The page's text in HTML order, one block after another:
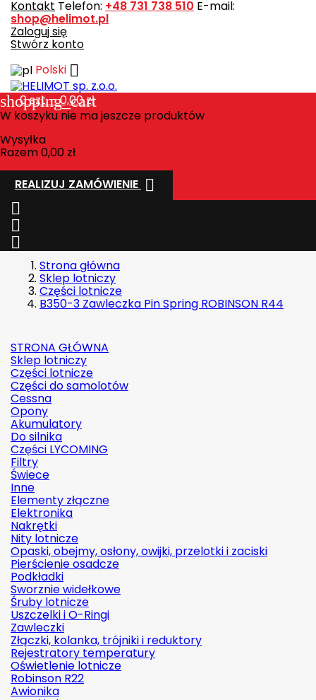
Kontakt Telefon: +48 731 738 510 E-mail:
shop@helimot.pl
Zaloguj się
Stwórz konto
Polski 
shopping_cart
0szt. - 0,00 zł
W koszyku nie ma jeszcze produktów
Wysyłka
Razem0,00 zł
REALIZUJ ZAMÓWIENIE 



Strona główna
Sklep lotniczy
Części lotnicze
B350-3 Zawleczka Pin Spring ROBINSON R44
STRONA GŁÓWNA
Sklep lotniczy
Części lotnicze
Części do samolotów
Cessna
Opony
Akumulatory
Do silnika
Części LYCOMING
Filtry
Świece
Inne
Elementy złączne
Elektronika
Nakrętki
Nity lotnicze
Opaski, obejmy, osłony, owijki, przelotki i zaciski
Pierścienie osadcze
Podkładki
Sworznie widełkowe
Śruby lotnicze
Uszczelki i O-Ringi
Zawleczki
Złączki, kolanka, trójniki i reduktory
Rejestratory temperatury
Oświetlenie lotnicze
Robinson R22
Awionika